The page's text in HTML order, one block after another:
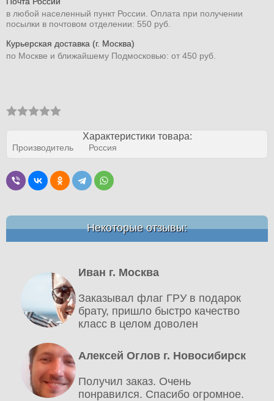
в любой населенный пункт России. Оплата при получении
посылки в почтовом отделении: 550 руб.
Курьерская доставка (г. Москва)
по Москве и ближайшему Подмосковью: от 450 руб.
Характеристики товара:
Производитель Россия
Некоторые отзывы:
Иван г. Москва
Заказывал флаг ГРУ в подарок
брату, пришло быстро качество
класс в целом доволен
Алексей Оглов г. Новосибирск
Получил заказ. Очень
понравился. Спасибо огромное.